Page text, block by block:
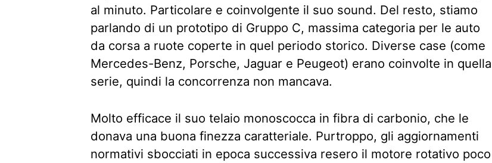
al minuto. Particolare e coinvolgente il suo sound. Del resto, stiamo
parlando di un prototipo di Gruppo C, massima categoria per le auto
da corsa a ruote coperte in quel periodo storico. Diverse case (come
Mercedes-Benz, Porsche, Jaguar e Peugeot) erano coinvolte in quella
serie, quindi la concorrenza non mancava.
Molto efficace il suo telaio monoscocca in fibra di carbonio, che le
donava una buona finezza caratteriale. Purtroppo, gli aggiornamenti
normativi sbocciati in epoca successiva resero il motore rotativo poco